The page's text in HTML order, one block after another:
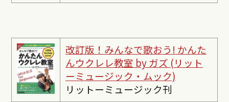
改訂版！みんなで歌おう! かんた
んウクレレ教室 by ガズ (リット
ーミュージック・ムック)
リットーミュージック刊